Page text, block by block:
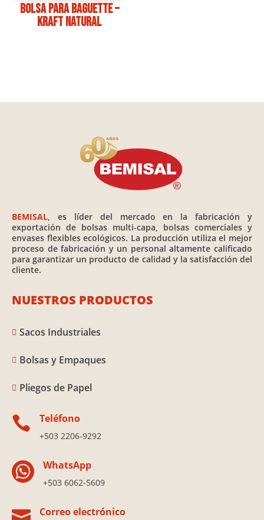
Bolsa para baguette –
Kraft Natural
BEMISAL, es líder del mercado en la fabricación y
exportación de bolsas multi-capa, bolsas comerciales y
envases flexibles ecológicos. La producción utiliza el mejor
proceso de fabricación y un personal altamente calificado
para garantizar un producto de calidad y la satisfacción del
cliente.
NUESTROS PRODUCTOS
 Sacos Industriales
 Bolsas y Empaques
 Pliegos de Papel
 Teléfono
+503 2206-9292
 WhatsApp
+503 6062-5609
Correo electrónico